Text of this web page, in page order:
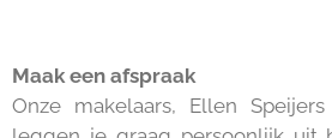
Maak een afspraak
Onze makelaars, Ellen